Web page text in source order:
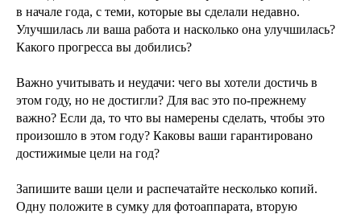
в начале года, с теми, которые вы сделали недавно.
Улучшилась ли ваша работа и насколько она улучшилась?
Какого прогресса вы добились?
Важно учитывать и неудачи: чего вы хотели достичь в
этом году, но не достигли? Для вас это по-прежнему
важно? Если да, то что вы намерены сделать, чтобы это
произошло в этом году? Каковы ваши гарантировано
достижимые цели на год?
Запишите ваши цели и распечатайте несколько копий.
Одну положите в сумку для фотоаппарата, вторую